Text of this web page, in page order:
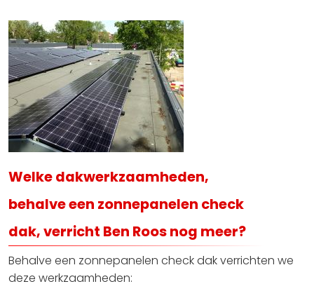
Welke dakwerkzaamheden,
behalve een zonnepanelen check
dak, verricht Ben Roos nog meer?
Behalve een zonnepanelen check dak verrichten we
deze werkzaamheden: